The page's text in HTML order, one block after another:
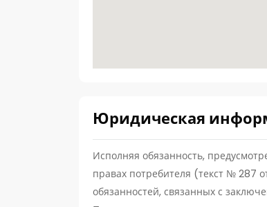
Юридическая
Исполняя обязанность,
правах потребителя (текст № 287
обязанностей, связанных с